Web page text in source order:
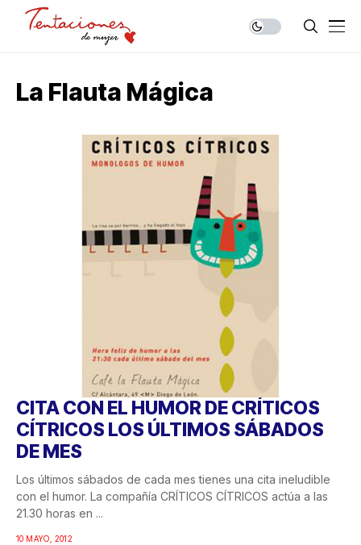
La Flauta Mágica
CITA CON EL HUMOR DE CRÍTICOS
CÍTRICOS LOS ÚLTIMOS SÁBADOS
DE MES
Los últimos sábados de cada mes tienes una cita ineludible
con el humor. La compañía CRÍTICOS CÍTRICOS actúa a las
21.30 horas en ...
10 MAYO, 2012